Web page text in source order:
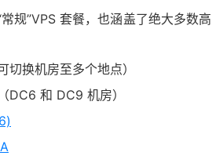
规”VPS 套餐，也涵盖了绝大多数高
可切换机房至多个地点）
（DC6 和 DC9 机房）